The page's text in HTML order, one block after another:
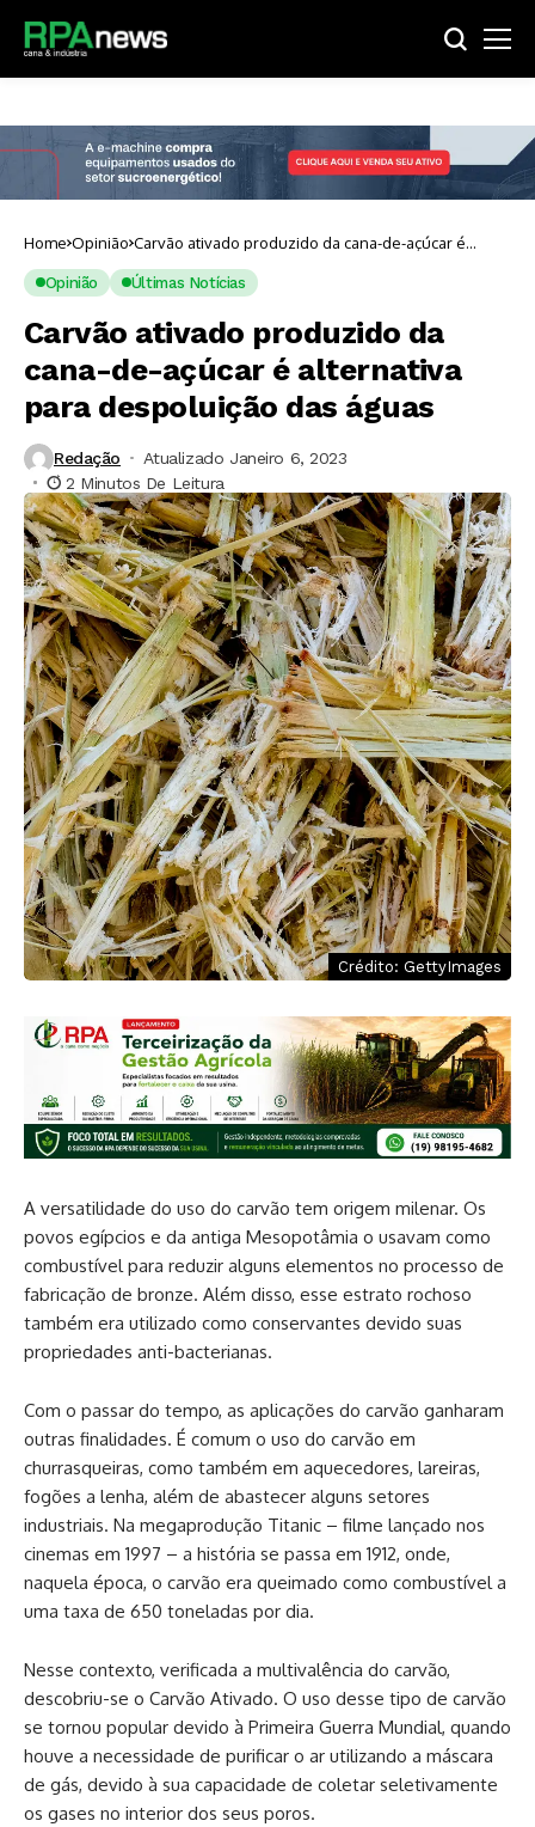
Home Opinião Carvão ativado produzido da cana-de-açúcar é
alternativa para despoluição das águas
Opinião Últimas Notícias
Carvão ativado produzido da
cana-de-açúcar é alternativa
para despoluição das águas
Redação
Atualizado Janeiro 6, 2023
2 Minutos De Leitura
Crédito: GettyImages
A versatilidade do uso do carvão tem origem milenar. Os
povos egípcios e da antiga Mesopotâmia o usavam como
combustível para reduzir alguns elementos no processo de
fabricação de bronze. Além disso, esse estrato rochoso
também era utilizado como conservantes devido suas
propriedades anti-bacterianas.
Com o passar do tempo, as aplicações do carvão ganharam
outras finalidades. É comum o uso do carvão em
churrasqueiras, como também em aquecedores, lareiras,
fogões a lenha, além de abastecer alguns setores
industriais. Na megaprodução Titanic – filme lançado nos
cinemas em 1997 – a história se passa em 1912, onde,
naquela época, o carvão era queimado como combustível a
uma taxa de 650 toneladas por dia.
Nesse contexto, verificada a multivalência do carvão,
descobriu-se o Carvão Ativado. O uso desse tipo de carvão
se tornou popular devido à Primeira Guerra Mundial, quando
houve a necessidade de purificar o ar utilizando a máscara
de gás, devido à sua capacidade de coletar seletivamente
os gases no interior dos seus poros.